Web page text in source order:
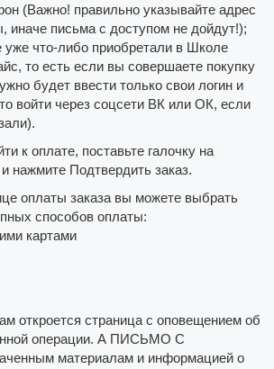
(Важно! правильно указывайте адрес
иначе письма с доступом не дойдут!);
уже что-либо приобретали в Школе
то есть если вы совершаете покупку
будет ввести только свои логин и
войти через соцсети ВК или ОК, если
к оплате, поставьте галочку на
нажмите Подтвердить заказ.
оплаты заказа вы можете выбрать
способов оплаты:
картами
откроется страница с оповещением об
операции. А ПИСЬМО С
материалам и информацией о